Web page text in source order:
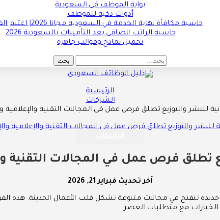
بوابة الموظف في السعودية
أدوات ذكية للموظف
حاسبة مكافأة نهاية الخدمة في السعودية مجانا 2026| اغتنم الفرصة !!
حاسبة الراتب الصافي بعد التأمينات بالسعودية 2026
تحميل نماذج وقوالب جاهزة
الرئيسية
الشركات
للنشر والتوزيع تطلق فرص عمل في المجالات التقنية والإعلامية
تطلق فرص عمل في المجالات التقنية
آخر تحديث فبراير 21, 2026
تنفتح في مجالات متنوعة تشكل قلب الأعمال الحديثة. هذه الفرص
مع متطلبات العصر.